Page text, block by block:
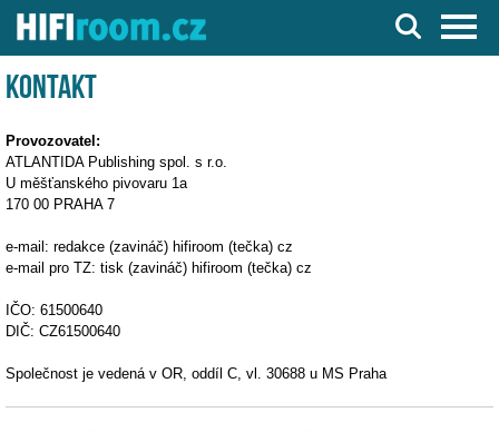
Server o Hi-Fi a AV technice
Kontakt
Provozovatel:
ATLANTIDA Publishing spol. s r.o.
U měšťanského pivovaru 1a
170 00 PRAHA 7
e-mail: redakce (zavináč) hifiroom (tečka) cz
e-mail pro TZ: tisk (zavináč) hifiroom (tečka) cz
IČO: 61500640
DIČ: CZ61500640
Společnost je vedená v OR, oddíl C, vl. 30688 u MS Praha